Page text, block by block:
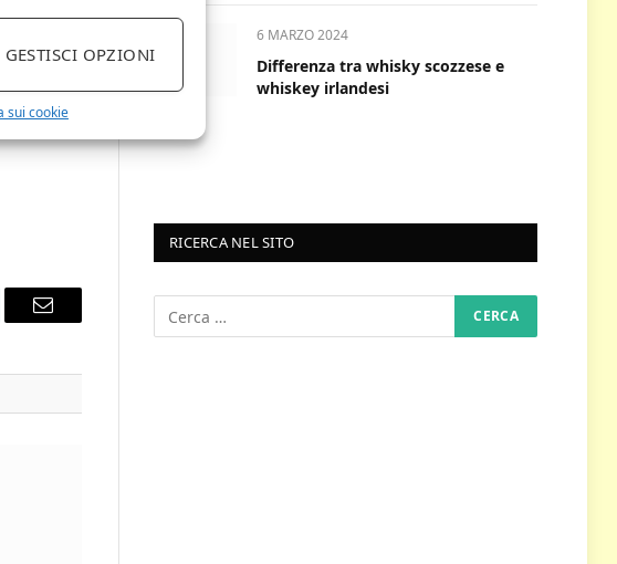
GESTISCI OPZIONI
sui cookie
Email
6 MARZO 2024
Differenza tra whisky scozzese e
whiskey irlandesi
RICERCA NEL SITO